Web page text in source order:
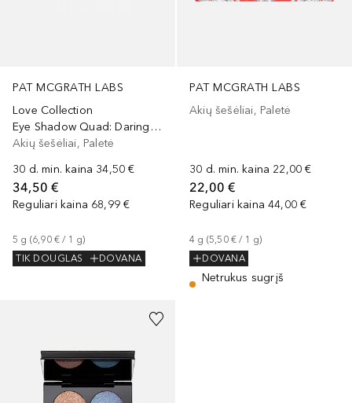
PAT MCGRATH LABS
Love Collection
Eye Shadow Quad: Daring Desire
Akių šešėliai, Paletė
30 d. min. kaina 34,50 €
34,50 €
Reguliari kaina 68,99 €
5 g (6,90 € / 1 g)
TIK DOUGLAS
DOVANA
PAT MCGRATH LABS
Akių šešėliai, Paletė
30 d. min. kaina 22,00 €
22,00 €
Reguliari kaina 44,00 €
4 g (5,50 € / 1 g)
DOVANA
Netrukus sugrįš